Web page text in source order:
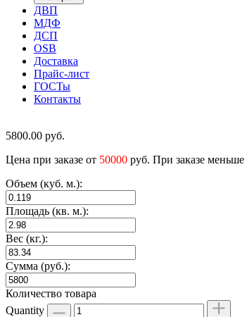
ДВП
МДФ
ДСП
OSB
Доставка
Прайс-лист
ГОСТы
Контакты
5800.00 руб.
Цена при заказе от 50000 руб. При заказе меньше
Объем (куб. м.):
Площадь (кв. м.):
Вес (кг.):
Сумма (руб.):
Количество товара
Quantity